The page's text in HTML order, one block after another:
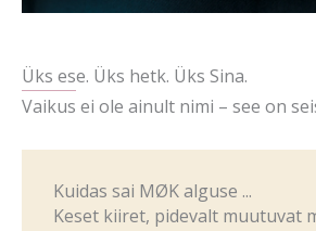
Üks ese. Üks hetk. Üks Sina.
Vaikus ei ole ainult nimi – see on
Kuidas sai MØK alguse ...
Keset kiiret, pidevalt muutuvat